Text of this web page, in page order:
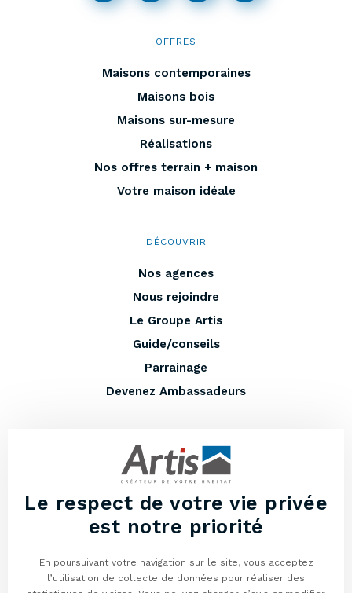
OFFRES
Maisons contemporaines
Maisons bois
Maisons sur-mesure
Réalisations
Nos offres terrain + maison
Votre maison idéale
DÉCOUVRIR
Nos agences
Nous rejoindre
Le Groupe Artis
Guide/conseils
Parrainage
Devenez Ambassadeurs
Entretenir votre maison
Lexique
Vous avez un terrain à vendre ?
Mentions légales
Le respect de votre vie privée
est notre priorité
En poursuivant votre navigation sur le site, vous acceptez
l’utilisation de collecte de données pour réaliser des